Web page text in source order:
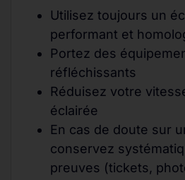
Utilisez toujours un
performant et
Portez des
réfléchissants
Réduisez votre
éclairée
En cas de doute sur
conservez
preuves (tickets,